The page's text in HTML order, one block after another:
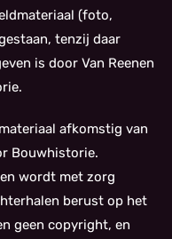
(foto,
tenzij daar
is door Van Reenen
afkomstig van
Bouwhistorie.
wordt met zorg
berust op het
geen copyright, en